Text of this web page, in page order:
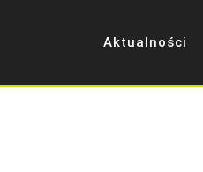
Aktualności